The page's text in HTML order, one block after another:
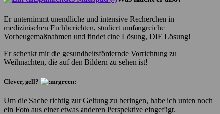
Er unternimmt unendliche und intensive Recherchen in
medizinischen Fachberichten, studiert umfangreiche
Vorbeugemaßnahmen und findet eine Lösung, DIE Lösung!
Er schenkt mir die gesundheitsfördernde Vorrichtung zu
Weihnachten, die auf den Bildern zu sehen ist!
Clever, gell?
Um die Sache richtig zur Geltung zu beringen, habe ich unten noch
ein Foto aus einer etwas anderen Perspektive eingefügt.